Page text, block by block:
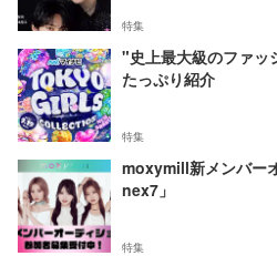
特集
"史上最大級のファッ
たっぷり紹介
特集
moxymill新メンバー
nex7」
特集